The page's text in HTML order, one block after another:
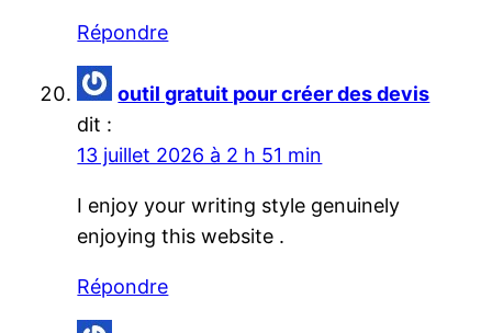
Répondre
outil gratuit pour créer des devis
dit :
13 juillet 2026 à 2 h 51 min
I enjoy your writing style genuinely
enjoying this website .
Répondre